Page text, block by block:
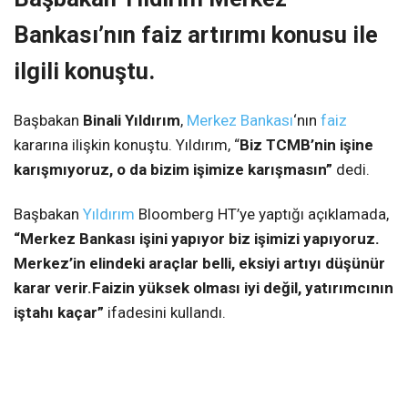
Bankası’nın faiz artırımı konusu ile
ilgili konuştu.
Başbakan Binali Yıldırım, Merkez Bankası‘nın faiz
kararına ilişkin konuştu. Yıldırım, “Biz TCMB’nin işine
karışmıyoruz, o da bizim işimize karışmasın” dedi.
Başbakan Yıldırım Bloomberg HT’ye yaptığı açıklamada,
“Merkez Bankası işini yapıyor biz işimizi yapıyoruz.
Merkez’in elindeki araçlar belli, eksiyi artıyı düşünür
karar verir.Faizin yüksek olması iyi değil, yatırımcının
iştahı kaçar” ifadesini kullandı.